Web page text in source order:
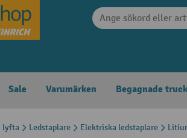
huvudnavigering
Sale Varumärken Begagnade
lyfta Ledstaplare Elektriska ledstaplare